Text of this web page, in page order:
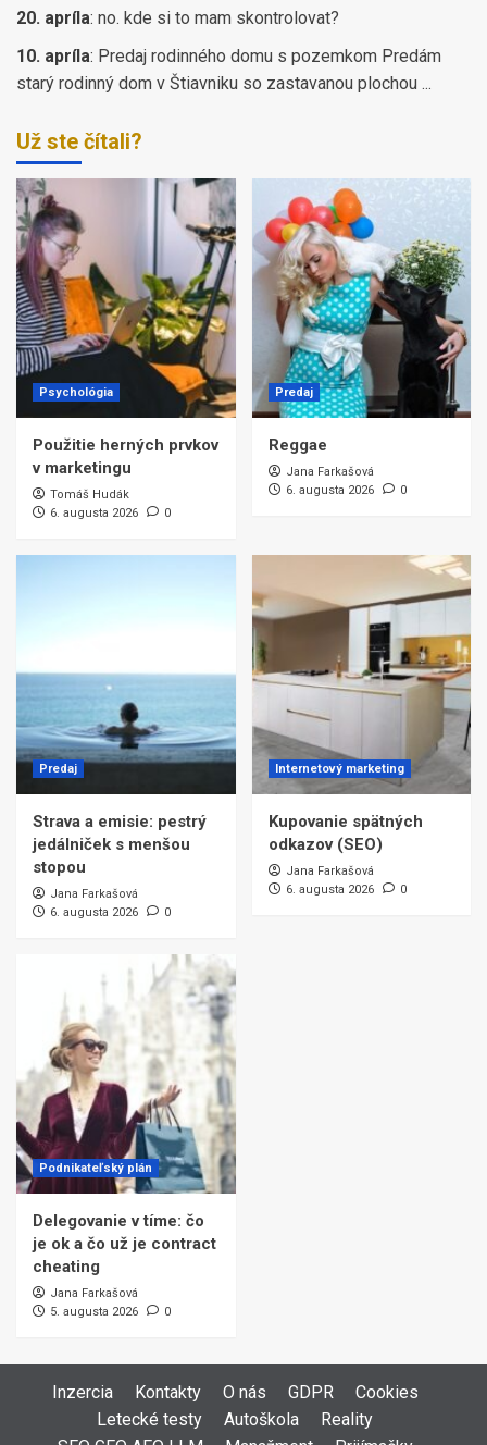
20. apríla: no. kde si to mam skontrolovat?
10. apríla: Predaj rodinného domu s pozemkom Predám
starý rodinný dom v Štiavniku so zastavanou plochou ...
Už ste čítali?
Psychológia
Použitie herných prvkov
v marketingu
Tomáš Hudák
6. augusta 2026
0
Predaj
Reggae
Jana Farkašová
6. augusta 2026
0
Predaj
Strava a emisie: pestrý
jedálniček s menšou
stopou
Jana Farkašová
6. augusta 2026
0
Internetový marketing
Kupovanie spätných
odkazov (SEO)
Jana Farkašová
6. augusta 2026
0
Podnikateľský plán
Delegovanie v tíme: čo
je ok a čo už je contract
cheating
Jana Farkašová
5. augusta 2026
0
Inzercia Kontakty O nás GDPR
Cookies
Letecké testy
Autoškola
Reality